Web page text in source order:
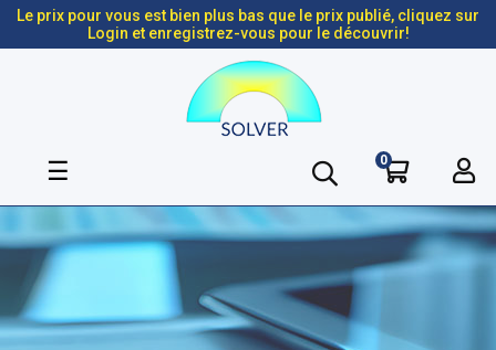
Le prix pour vous est bien plus bas que le prix publié, cliquez sur
Login et enregistrez-vous pour le découvrir!
Basculer
navigation
☰ 0